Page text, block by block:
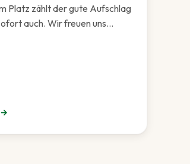
Platz zählt der gute Aufschlag
auch. Wir freuen uns…
Website ist live!